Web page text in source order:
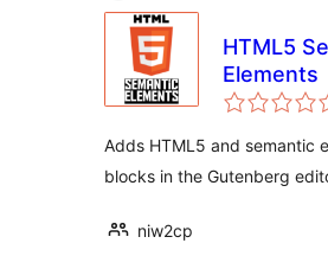
HTML5
Elements
Adds HTML5 and semantic
blocks in the Gutenberg
niw2cp